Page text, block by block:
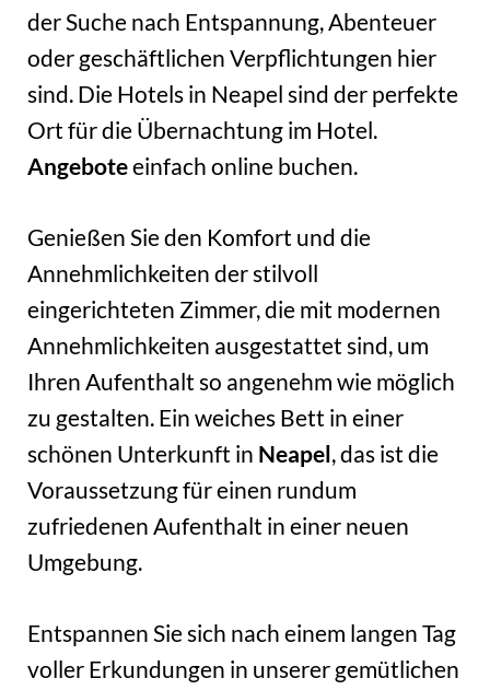
der Suche nach Entspannung, Abenteuer
oder geschäftlichen Verpflichtungen hier
sind. Die Hotels in Neapel sind der perfekte
Ort für die Übernachtung im Hotel.
Angeboteeinfach online buchen.
Genießen Sie den Komfort und die
Annehmlichkeiten der stilvoll
eingerichteten Zimmer, die mit modernen
Annehmlichkeiten ausgestattet sind, um
Ihren Aufenthalt so angenehm wie möglich
zu gestalten. Ein weiches Bett in einer
schönen Unterkunft in Neapel, das ist die
Voraussetzung für einen rundum
zufriedenen Aufenthalt in einer neuen
Umgebung.
Entspannen Sie sich nach einem langen Tag
voller Erkundungen in unserer gemütlichen